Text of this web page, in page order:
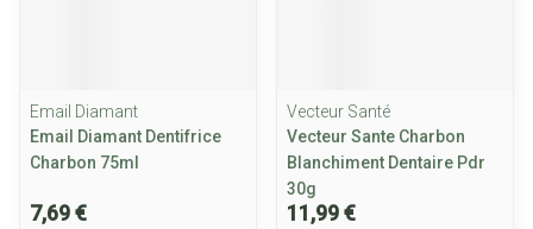
Email Diamant
Email Diamant Dentifrice
Charbon 75ml
7,69 €
Vecteur Santé
Vecteur Sante Charbon
Blanchiment Dentaire Pdr
30g
11,99 €